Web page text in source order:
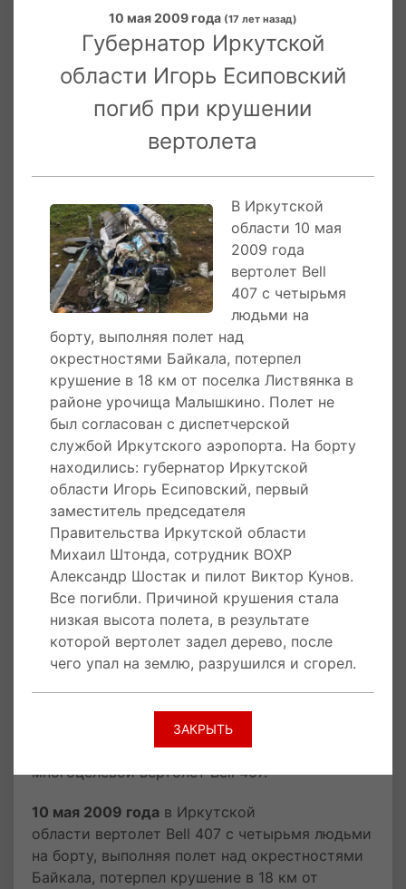
представителем компании Textron Aviation на
территории России и выпустил первый в РФ
легкий пассажирский вертолет Bell-407
американского производителя Bell Helicopter
29 сентября 2015 года в Ираке был сбит
многоцелевой вертолет Bell 407 с
регистрационным номером YI-125. Вертолет
принадлежал армии Ирака и потерпел
крушение в южной провинции Салах-эд-Дин,
недалеко от города Тикрит. Экипаж машины
был эвакуирован другим вертолетом.
8 октября 2014 года в Ираке, недалеко от
города Байджи, вертолет Bell 407 был сбит с
помощью переносного зенитного ракетного
комплекса. Экипаж из двух человек погиб.
6 апреля 2012 года в Республике Татарстан
вертолет Bell 407, с бортовым номером RA-
01899, разбился при попытке совершить
аварийную посадку. Причиной аварии
стали плохие метеоусловия. В результате
катастрофы погиб пилот находящийся в
вертолете.
22 марта 2012 года в Нижегородской области
при заходе на посадку в поселке Подновье
вертолет Bell 407, с бортовым номером RA-
01931, задел провода ЛЭП, развалился на две
части и упал в Волгу. В результате катастрофы
погиб пилот находящийся в вертолете.
15 июня 2010 года был поставлен 1000-й
многоцелевой вертолет Bell 407.
10 мая 2009 года в Иркутской
области вертолет Bell 407 с четырьмя людьми
на борту, выполняя полет над окрестностями
Байкала, потерпел крушение в 18 км от
10 мая 2009 года (17 лет назад)
Губернатор Иркутской
области Игорь Есиповский
погиб при крушении
вертолета
В Иркутской
области 10 мая
2009 года
вертолет Bell
407 с четырьмя
людьми на
борту, выполняя полет над
окрестностями Байкала, потерпел
крушение в 18 км от поселка Листвянка в
районе урочища Малышкино. Полет не
был согласован с диспетчерской
службой Иркутского аэропорта. На борту
находились: губернатор Иркутской
области Игорь Есиповский, первый
заместитель председателя
Правительства Иркутской области
Михаил Штонда, сотрудник ВОХР
Александр Шостак и пилот Виктор Кунов.
Все погибли. Причиной крушения стала
низкая высота полета, в результате
которой вертолет задел дерево, после
чего упал на землю, разрушился и сгорел.
ЗАКРЫТЬ